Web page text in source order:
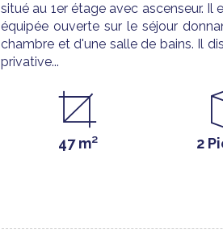
situé au 1er étage avec ascenseur.
équipée ouverte sur le séjour
chambre et d'une salle de bains. Il
privative...
47 m² 2